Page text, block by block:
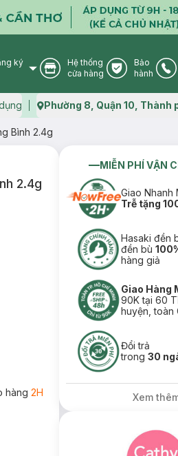
ký
Store Icon
Hệ thống
cửa hàng
Warranty
Bảo
hành
Map
Phường 8, Quận 10, Thành
Bình 2.4g
2.4g
hàng 2H
MIỄN PHÍ VẬN
Giao Nhanh
Trễ tặng
Hasaki đền
đền bù
hàng giả
Giao Hàng
90K tại 60
huyện, toàn
Đổi trả
trong30
Xem